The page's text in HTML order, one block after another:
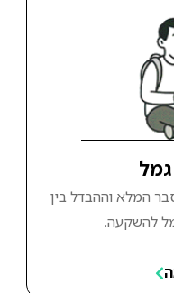
המלא וההבדל בין
להשקעה.